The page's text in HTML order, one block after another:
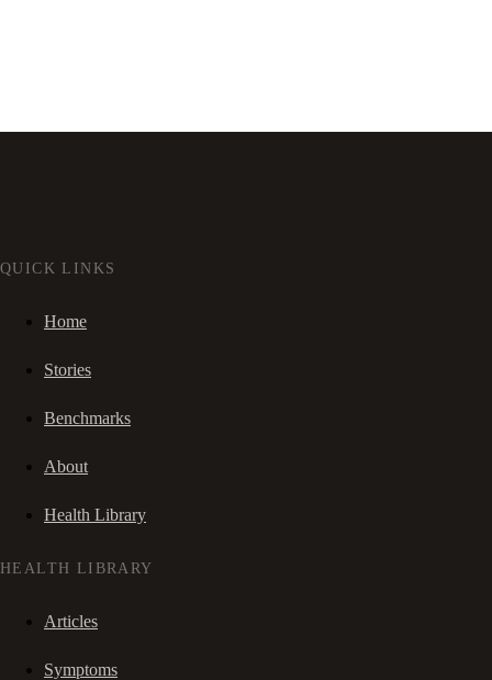
QUICK LINKS
Home
Stories
Benchmarks
About
Health Library
HEALTH LIBRARY
Articles
Symptoms